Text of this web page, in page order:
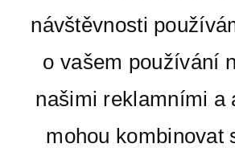
návštěvnosti
o vašem používání
našimi reklamními a
mohou kombinovat